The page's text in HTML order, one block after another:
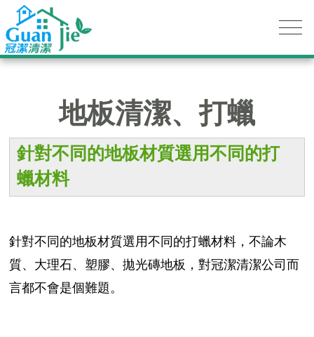
地板清潔、打蠟
針對不同的地板材質選用不同的打
蠟材料
針對不同的地板材質選用不同的打蠟材料，不論木
質、大理石、塑膠、拋光磚地板，對冠潔清潔公司而
言都不會是個難題。